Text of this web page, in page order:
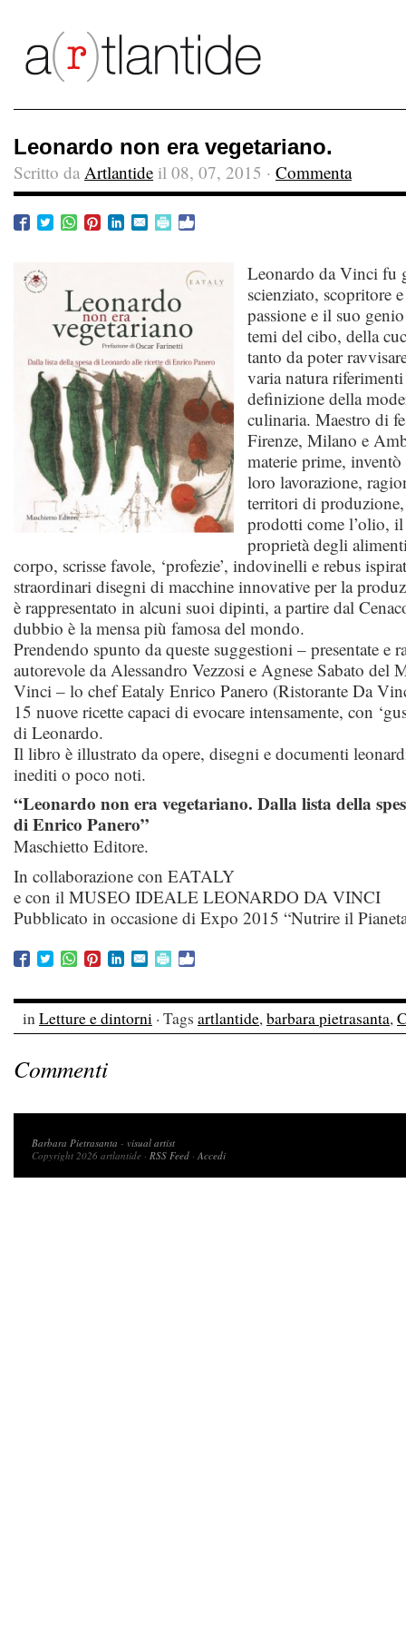
Leonardo non era vegetariano.
Scritto da Artlantide il 08, 07, 2015 · Commenta
Leonardo da Vinci fu
scienziato, scopritore
passione e il suo
temi del cibo, della
tanto da poter
varia natura
definizione della
culinaria. Maestro di
Firenze, Milano e
materie prime,
loro lavorazione,
territori di
prodotti come l’olio,
proprietà degli
corpo, scrisse favole, ‘profezie’, indovinelli e rebus
straordinari disegni di macchine innovative per la
è rappresentato in alcuni suoi dipinti, a partire dal
dubbio è la mensa più famosa del mondo.
Prendendo spunto da queste suggestioni – presentate e
autorevole da Alessandro Vezzosi e Agnese Sabato del
Vinci – lo chef Eataly Enrico Panero (Ristorante Da
15 nuove ricette capaci di evocare intensamente, con
di Leonardo.
Il libro è illustrato da opere, disegni e documenti
inediti o poco noti.
“Leonardo non era vegetariano. Dalla lista della
di Enrico Panero”
Maschietto Editore.
In collaborazione con EATALY
e con il MUSEO IDEALE LEONARDO DA VINCI
Pubblicato in occasione di Expo 2015 “Nutrire il
inLetture e dintorni · Tags artlantide,barbara pietrasanta,
Commenti
Barbara Pietrasanta - visual artist
Copyright 2026 artlantide · RSS Feed ·Accedi